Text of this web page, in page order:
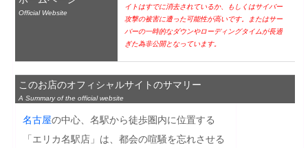
Official Website
イトはすでに消去されているか、もしくはサイバー
攻撃の被害に遭った可能性が高いです。またはサー
バーの一時的なダウンやローディングタイムが長過
ぎた為非公開となっています。
このお店のオフィシャルサイトのサマリー
A Summary of the official website
名古屋の中心、名駅から徒歩圏内に位置する
「エリカ名駅店」は、都会の喧騒を忘れさせる